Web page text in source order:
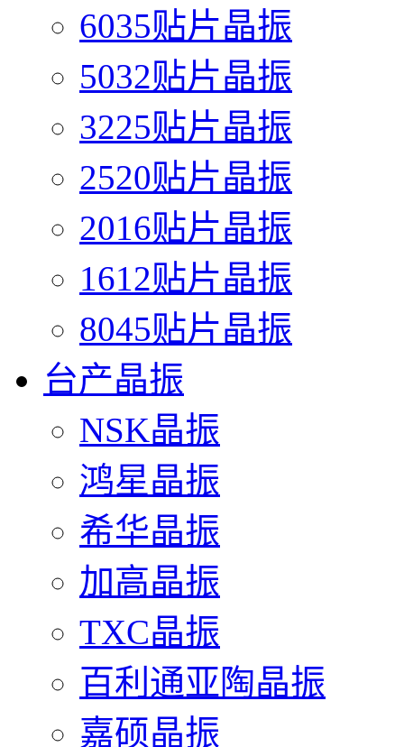
6035贴片晶振
5032贴片晶振
3225贴片晶振
2520贴片晶振
2016贴片晶振
1612贴片晶振
8045贴片晶振
台产晶振
NSK晶振
鸿星晶振
希华晶振
加高晶振
TXC晶振
百利通亚陶晶振
嘉硕晶振